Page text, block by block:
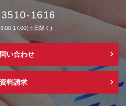
1616
17:00(土日除く)
い合わせ
資料請求